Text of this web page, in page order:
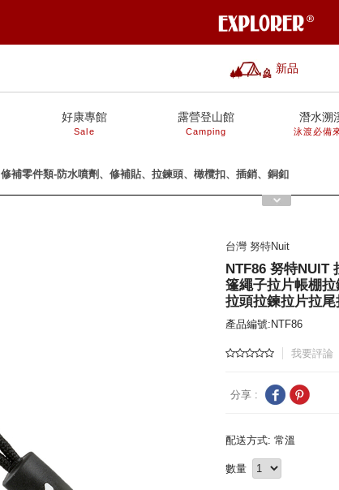
新品
好康專館
Sale
露營登山館
Camping
潛水溯
泳渡必備
修補零件類-防水噴劑、修補貼、拉鍊頭、橄欖扣、插銷、銅釦
台灣 努特Nuit
NTF86 努特NUIT
篷繩子拉片帳棚
拉頭拉鍊拉片拉尾
產品編號:NTF86
我要評論
分享 :
配送方式: 常溫
數量